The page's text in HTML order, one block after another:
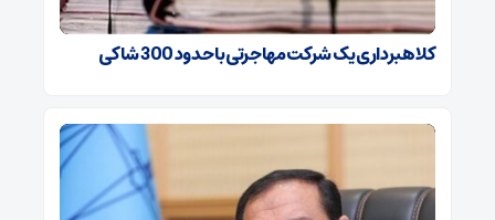
کلاهبرداری یک شرکت مهاجرتی با حدود 300 شاکی